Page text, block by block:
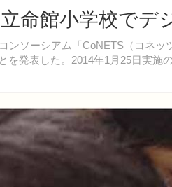
命館小学校でデ
ンソーシアム「CoNETS（コネッ
を発表した。2014年1月25日実施